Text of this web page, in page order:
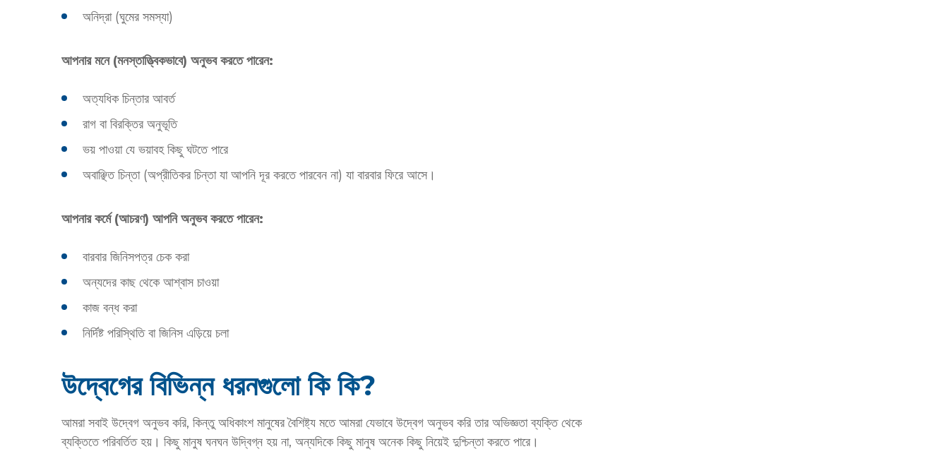
অনিদ্রা (ঘুমের সমস্যা)
আপনার মনে (মনস্তাত্ত্বিকভাবে) অনুভব করতে পারেন:
অত্যধিক চিন্তার আবর্ত
রাগ বা বিরক্তির অনুভূতি
ভয় পাওয়া যে ভয়াবহ কিছু ঘটতে পারে
অবাঞ্ছিত চিন্তা (অপ্রীতিকর চিন্তা যা আপনি দূর করতে পারবেন না) যা বারবার ফিরে আসে।
আপনার কর্মে (আচরণ) আপনি অনুভব করতে পারেন:
বারবার জিনিসপত্র চেক করা
অন্যদের কাছ থেকে আশ্বাস চাওয়া
কাজ বন্ধ করা
নির্দিষ্ট পরিস্থিতি বা জিনিস এড়িয়ে চলা
উদ্বেগের বিভিন্ন ধরনগুলো কি কি?
আমরা সবাই উদ্বেগ অনুভব করি, কিন্তু অধিকাংশ মানুষের বৈশিষ্ট্য মতে আমরা যেভাবে উদ্বেগ অনুভব করি তার অভিজ্ঞতা ব্যক্তি থেকে
ব্যক্তিতে পরিবর্তিত হয়। কিছু মানুষ ঘনঘন উদ্বিগ্ন হয় না, অন্যদিকে কিছু মানুষ অনেক কিছু নিয়েই দুশ্চিন্তা করতে পারে।